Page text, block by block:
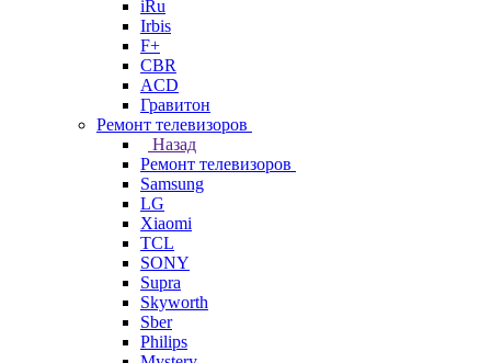
iRu
Irbis
F+
CBR
ACD
Гравитон
Ремонт телевизоров
Назад
Ремонт телевизоров
Samsung
LG
Xiaomi
TCL
SONY
Supra
Skyworth
Sber
Philips